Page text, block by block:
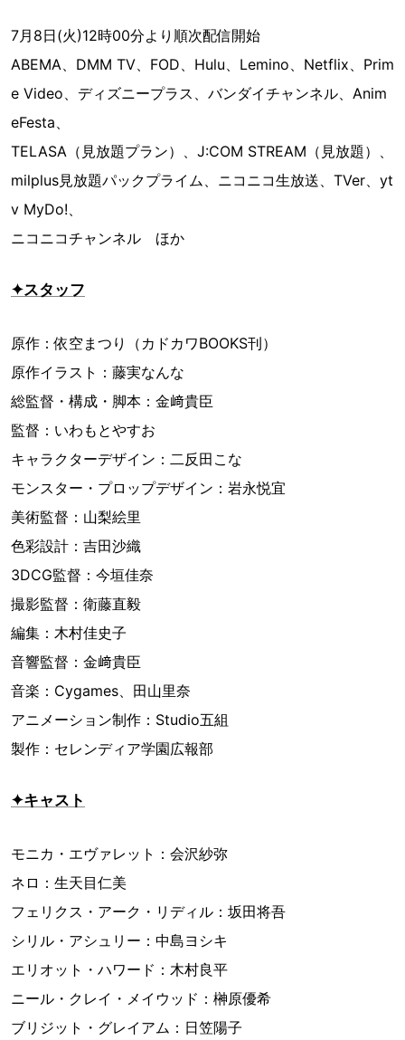
7月8日(火)12時00分より順次配信開始
ABEMA、DMM TV、FOD、Hulu、Lemino、Netflix、Prim
e Video、ディズニープラス、バンダイチャンネル、Anim
eFesta、
TELASA（見放題プラン）、J:COM STREAM（見放題）、
milplus見放題パックプライム、ニコニコ生放送、TVer、yt
v MyDo!、
ニコニコチャンネル ほか
✦スタッフ
原作：依空まつり（カドカワBOOKS刊）
原作イラスト：藤実なんな
総監督・構成・脚本：金﨑貴臣
監督：いわもとやすお
キャラクターデザイン：二反田こな
モンスター・プロップデザイン：岩永悦宜
美術監督：山梨絵里
色彩設計：吉田沙織
3DCG監督：今垣佳奈
撮影監督：衛藤直毅
編集：木村佳史子
音響監督：金﨑貴臣
音楽：Cygames、田山里奈
アニメーション制作：Studio五組
製作：セレンディア学園広報部
✦キャスト
モニカ・エヴァレット：会沢紗弥
ネロ：生天目仁美
フェリクス・アーク・リディル：坂田将吾
シリル・アシュリー：中島ヨシキ
エリオット・ハワード：木村良平
ニール・クレイ・メイウッド：榊原優希
ブリジット・グレイアム：日笠陽子